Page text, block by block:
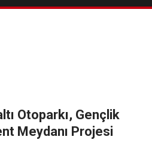
Otoparkı, Gençlik
Meydanı Projesi